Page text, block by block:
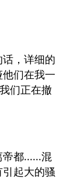
话，详细的
们在我一
们正在撤
帝都......混
起大的骚